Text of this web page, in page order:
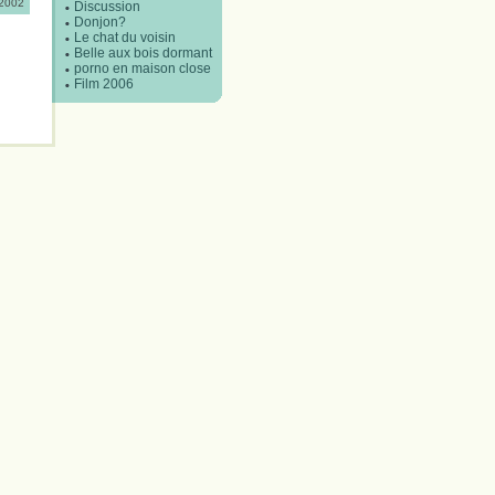
Discussion
Donjon?
Le chat du voisin
Belle aux bois dormant
porno en maison close
Film 2006